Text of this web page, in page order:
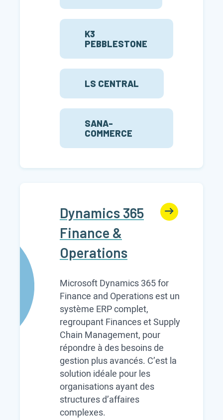
K3
PEBBLESTONE
LS CENTRAL
SANA-
COMMERCE
Dynamics 365
Finance &
Operations
Microsoft Dynamics 365 for
Finance and Operations est un
système ERP complet,
regroupant Finances et Supply
Chain Management, pour
répondre à des besoins de
gestion plus avancés. C’est la
solution idéale pour les
organisations ayant des
structures d’affaires
complexes.